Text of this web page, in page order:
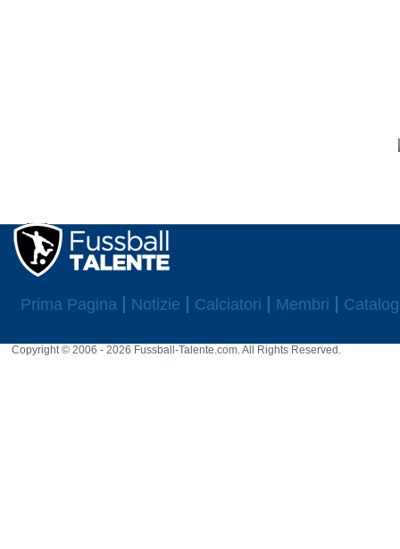
Prima Pagina Notizie Calciatori Membri
Copyright © 2006 - 2026 Fussball-Talente.com. All Rights Reserved.